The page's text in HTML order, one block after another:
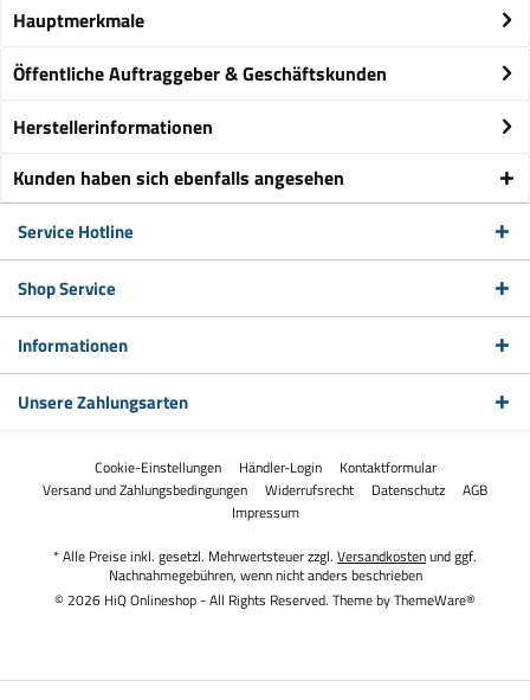
Hauptmerkmale
Öffentliche Auftraggeber & Geschäftskunden
Herstellerinformationen
Kunden haben sich ebenfalls angesehen
Service Hotline
Shop Service
Informationen
Unsere Zahlungsarten
Cookie-Einstellungen Händler-Login
Kontaktformular
Versand und Zahlungsbedingungen
Widerrufsrecht Datenschutz
AGB
Impressum
* Alle Preise inkl. gesetzl. Mehrwertsteuer zzgl. Versandkostenund ggf.
Nachnahmegebühren, wenn nicht anders beschrieben
© 2026 HiQ Onlineshop - All Rights Reserved. Theme byThemeWare®